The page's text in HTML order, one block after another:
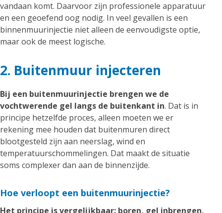
vandaan komt. Daarvoor zijn professionele apparatuur
en een geoefend oog nodig. In veel gevallen is een
binnenmuurinjectie niet alleen de eenvoudigste optie,
maar ook de meest logische.
2. Buitenmuur injecteren
Bij een buitenmuurinjectie brengen we de
vochtwerende gel langs de buitenkant in. Dat is in
principe hetzelfde proces, alleen moeten we er
rekening mee houden dat buitenmuren direct
blootgesteld zijn aan neerslag, wind en
temperatuurschommelingen. Dat maakt de situatie
soms complexer dan aan de binnenzijde.
Hoe verloopt een buitenmuurinjectie?
Het principe is vergelijkbaar: boren, gel inbrengen,